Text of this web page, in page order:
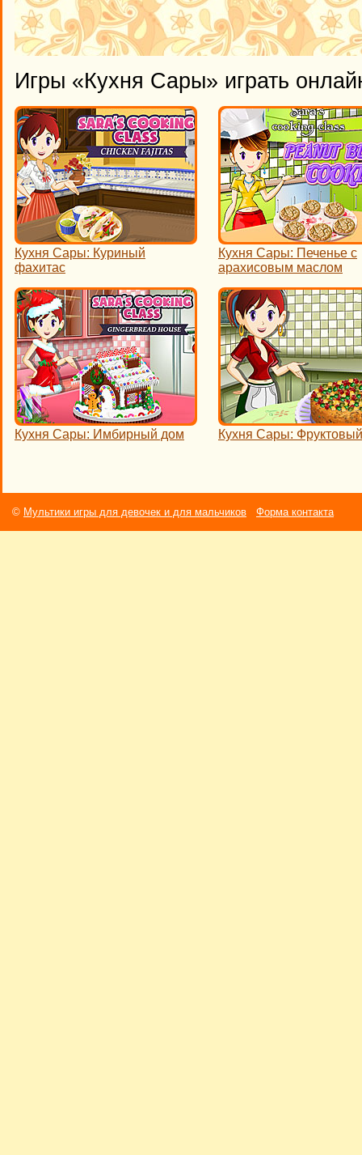
Игры «Кухня Сары» играть
Кухня Сары: Куриный
фахитас
Кухня Сары: Печенье с
арахисовым маслом
Кухня Сары: Имбирный дом Кухня Сары:
© Мультики игры для девочек и для мальчиков Форма контакта